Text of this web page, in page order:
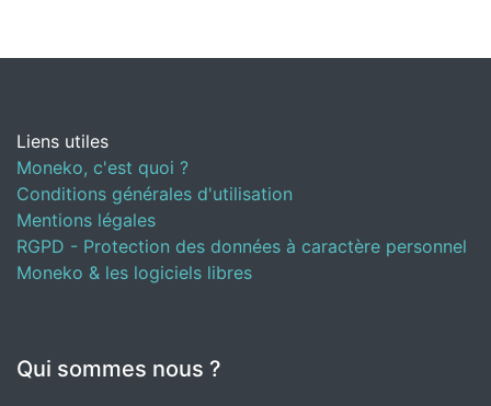
Liens utiles
Moneko, c'est quoi ?
Conditions générales d'utilisation
Mentions légales
RGPD - Protection des données à caractère personnel
Moneko & les logiciels libres
Qui sommes nous ?